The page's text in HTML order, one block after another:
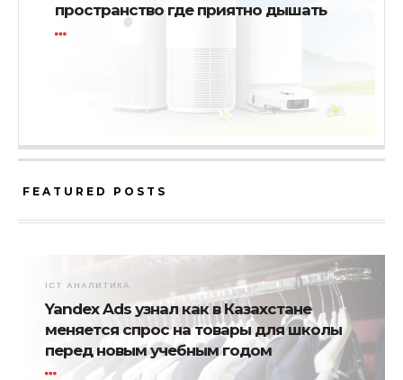
пространство где приятно дышать
FEATURED POSTS
ICT АНАЛИТИКА
Yandex Ads узнал как в Казахстане
меняется спрос на товары для школы
перед новым учебным годом